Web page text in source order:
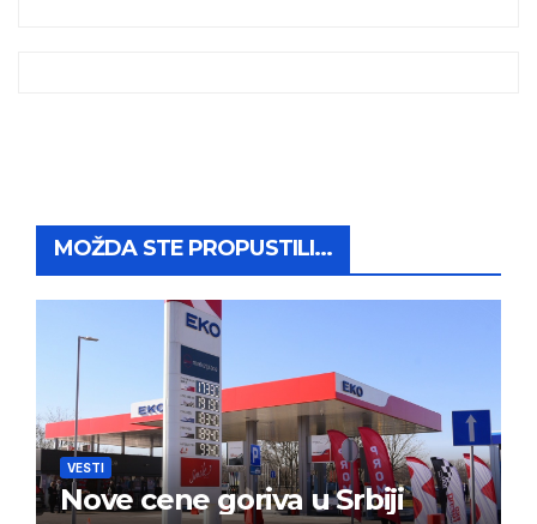
MOŽDA STE PROPUSTILI...
VESTI
Nove cene goriva u Srbiji